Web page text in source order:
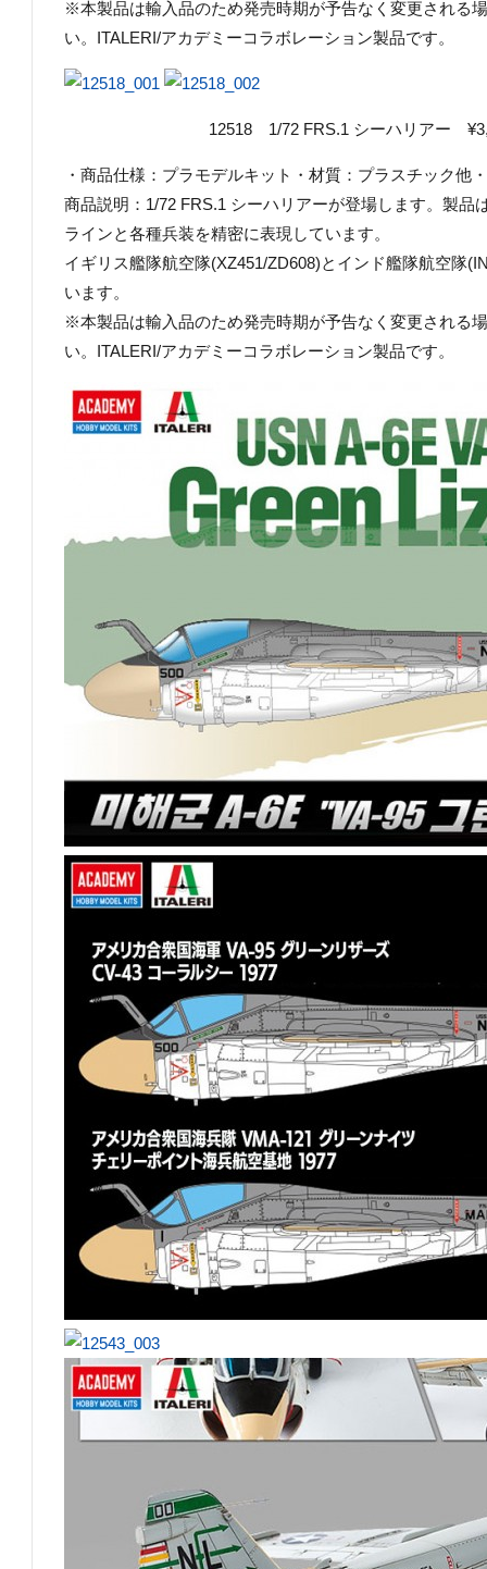
※本製品は輸入品のため発売時期が予告なく変更される
い。ITALERI/アカデミーコラボレーション製品です。
12518 1/72 FRS.1 シーハリアー
・商品仕様：プラモデルキット・材質：プラスチック他
商品説明：1/72 FRS.1 シーハリアーが登場します。製品
ラインと各種兵装を精密に表現しています。
イギリス艦隊航空隊(XZ451/ZD608)とインド艦隊航空隊
います。
※本製品は輸入品のため発売時期が予告なく変更される
い。ITALERI/アカデミーコラボレーション製品です。